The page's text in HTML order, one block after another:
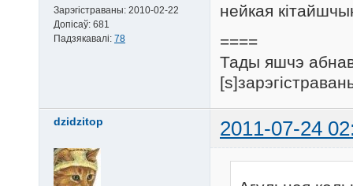
Зарэгістраваны: 2010-02-22
Допісаў: 681
Падзякавалі: 78
нейкая
====
Тады яшчэ
dzidzitop 2011-07-24